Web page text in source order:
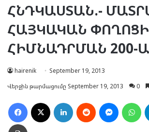
ՀՆԴԿԱՍՏԱՆ.-
ՀԱՅԿԱԿԱՆ ՓՈՂՈՑԻ
ՀԻՄՆԱԴՐՄԱՆ 200-
hairenik
September 19, 2013
Վերջին թարմացումը September 19, 2013
0
Facebook LinkedIn Reddit
Տպել